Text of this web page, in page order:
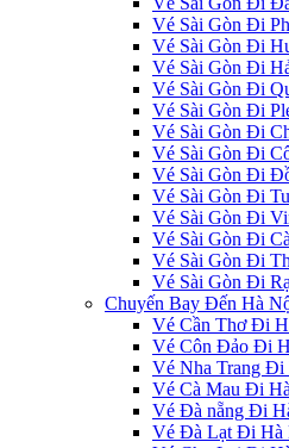
Vé Sài Gòn Đi
Vé Sài Gòn Đi
Vé Sài Gòn Đi
Vé Sài Gòn Đi
Vé Sài Gòn Đi
Vé Sài Gòn Đi
Vé Sài Gòn Đi
Vé Sài Gòn Đi
Vé Sài Gòn Đi
Vé Sài Gòn Đi
Vé Sài Gòn Đi
Vé Sài Gòn Đi
Vé Sài Gòn Đi
Chuyến Bay Đến Hà
Vé Cần Thơ Đi
Vé Côn Đảo Đi
Vé Nha Trang Đi
Vé Cà Mau Đi
Vé Đà nẵng Đi
Vé Đà Lạt Đi Hà